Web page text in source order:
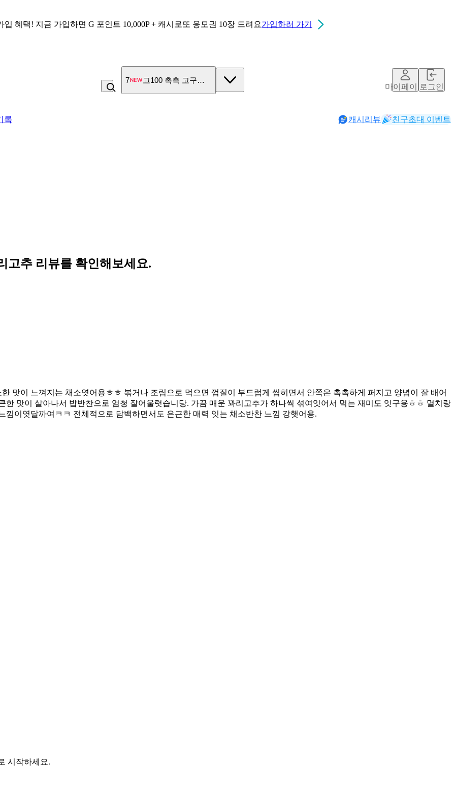
입 혜택! 지금 가입하면 G 포인트 10,000P + 캐시로또 응모권 10장 드려요가입하러 가기
7 고100 촉촉 고구마 스틱
마이페이지로그인
록 캐시리뷰 친구초대 이벤트
고추 리뷰를 확인해보세요.
맛이 느껴지는 채소엿어용ㅎㅎ 볶거나 조림으로 먹으면 껍질이 부드럽게 씹히면서 안쪽은 촉촉하게 퍼지고 양념이 잘 배어
맛이 살아나서 밥반찬으로 엄청 잘어울렷습니당. 가끔 매운 꽈리고추가 하나씩 섞여잇어서 먹는 재미도 잇구용ㅎㅎ 멸치랑
이엿달까여ㅋㅋ 전체적으로 담백하면서도 은근한 매력 잇는 채소반찬 느낌 강햇어용.
시작하세요.